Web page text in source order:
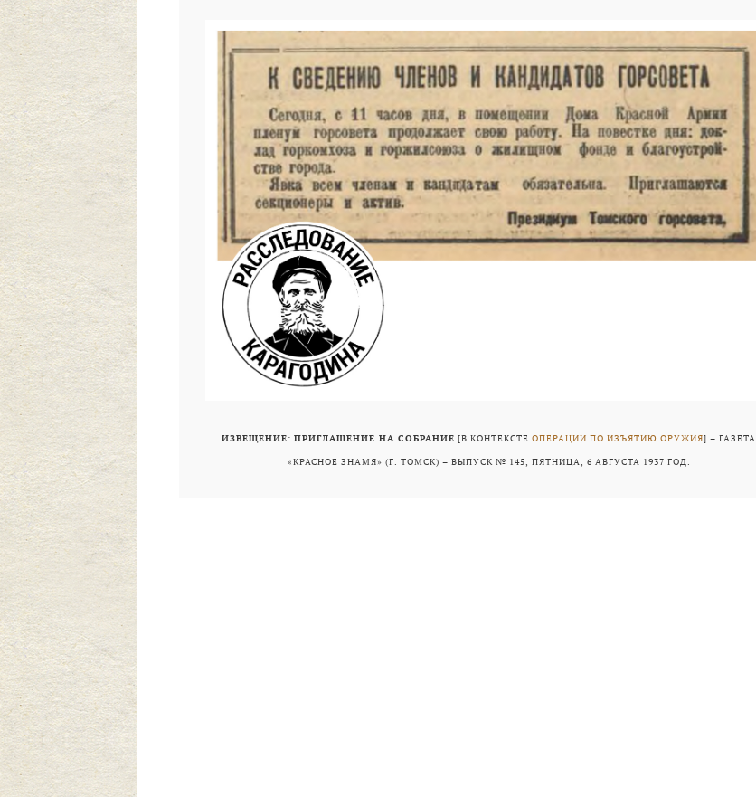
ИЗВЕЩЕНИЕ:ПРИГЛАШЕНИЕ НА СОБРАНИЕ [В КОНТЕКСТЕОПЕРАЦИИ ПО ИЗЪЯТИЮ ОРУЖИЯ] – ГАЗЕТА
«КРАСНОЕ ЗНАМЯ» (Г. ТОМСК) – ВЫПУСК № 145, ПЯТНИЦА, 6 АВГУСТА 1937 ГОД.